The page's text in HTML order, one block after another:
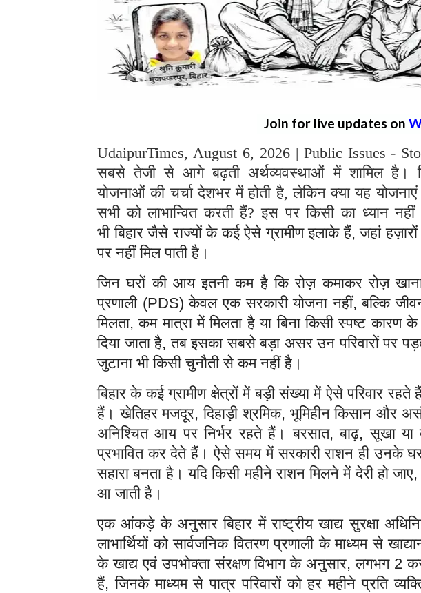
Join for live updates on
UdaipurTimes, August 6, 2026 | Public Issues -
सबसे तेजी से आगे बढ़ती अर्थव्यवस्थाओं में शामिल है।
योजनाओं की चर्चा देशभर में होती है, लेकिन क्या यह
सभी को लाभान्वित करती हैं? इस पर किसी का ध्यान
भीबिहार जैसे राज्यों के कई ऐसे ग्रामीण इलाके हैं, जहां
पर नहीं मिल पाती है।
जिन घरों की आय इतनी कम है कि रोज़ कमाकर रोज़
प्रणाली (PDS) केवल एक सरकारी योजना नहीं, बल्कि
मिलता, कम मात्रा में मिलता है या बिना किसी स्पष्ट
दिया जाता है, तब इसका सबसे बड़ा असर उन परिवारों पर
जुटाना भी किसी चुनौती से कम नहीं है।
बिहार के कई ग्रामीण क्षेत्रों में बड़ी संख्या में ऐसे परिवार
हैं। खेतिहर मजदूर, दिहाड़ी श्रमिक, भूमिहीन किसान और
अनिश्चित आय पर निर्भर रहते हैं। बरसात, बाढ़, सूखा
प्रभावित कर देते हैं। ऐसे समय में सरकारी राशन ही उनके
सहारा बनता है। यदि किसी महीने राशन मिलने में देरी हो
आ जाती है।
एक आंकड़े के अनुसार बिहार में राष्ट्रीय खाद्य सुरक्षा
लाभार्थियों को सार्वजनिक वितरण प्रणाली के माध्यम से
के खाद्य एवं उपभोक्ता संरक्षण विभाग के अनुसार, लगभग 2
हैं, जिनके माध्यम से पात्र परिवारों को हर महीने प्रति